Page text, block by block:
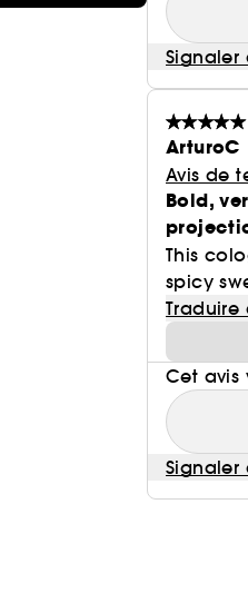
Signaler
ArturoC
Avis de
Bold,
This
spicy
Cet avis
Signaler